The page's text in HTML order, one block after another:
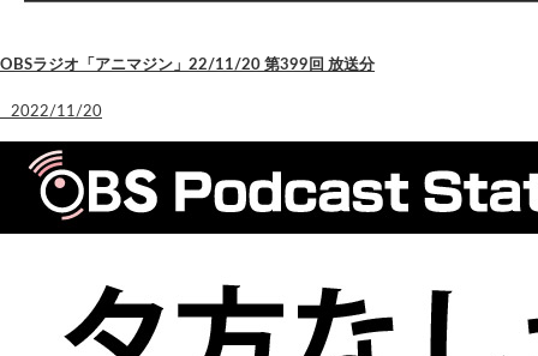
OBSラジオ「アニマジン」22/11/20 第399回 放送分
2022/11/20